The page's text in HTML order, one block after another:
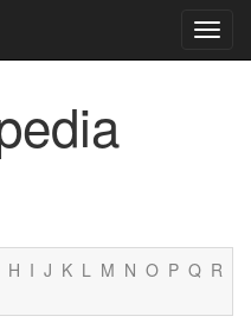
H I J K L M N O P Q R